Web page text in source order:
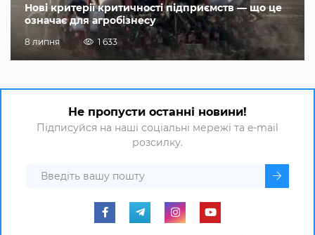
Нові критерії критичності підприємств — що це
означає для агробізнесу
8 липня 1 633
Не пропусти останні новини!
Підписуйся на наші соціальні мережі та e-mail
розсилку.